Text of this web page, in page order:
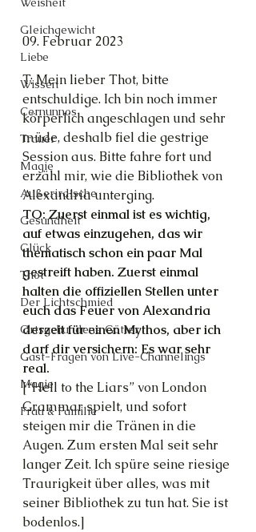
Gleichgewicht
Liebe
Wissen
Cernunnos
Trauer
Magie
Außerirdische
Gesundheit
Glück
Thot
Der Lichtschmied
Ortsgebundene Götter
Gast-Fragen von Live-Channelings
Magie
Frau & Familie
09. Februar 2023
T: Mein lieber Thot, bitte
entschuldige. Ich bin noch immer
körperlich angeschlagen und sehr
müde, deshalb fiel die gestrige
Session aus. Bitte fahre fort und
erzähl mir, wie die Bibliothek von
Alexandria unterging.
TO: Zuerst einmal ist es wichtig,
auf etwas einzugehen, das wir
thematisch schon ein paar Mal
gestreift haben. Zuerst einmal
halten die offiziellen Stellen unter
euch das Feuer von Alexandria
derzeit für einen Mythos, aber ich
darf dir versichern: Es war sehr
real.
[“Hell to the Liars” von London
Grammar spielt, und sofort
steigen mir die Tränen in die
Augen. Zum ersten Mal seit sehr
langer Zeit. Ich spüre seine riesige
Traurigkeit über alles, was mit
seiner Bibliothek zu tun hat. Sie ist
bodenlos.]